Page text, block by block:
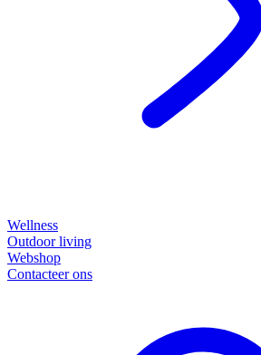
Wellness
Outdoor living
Webshop
Contacteer ons